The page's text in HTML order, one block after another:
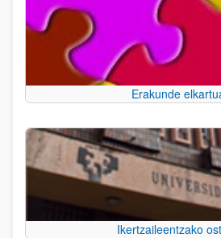
Erakunde
Ikertzaileentzako